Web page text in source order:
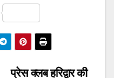
प्रेस क्लब हरिद्वार की